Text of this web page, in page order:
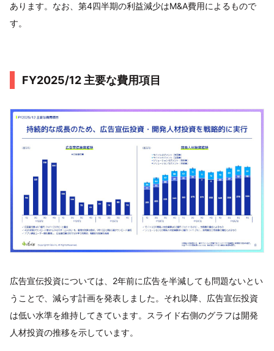
あります。なお、第4四半期の利益減少はM&A費用によるもので
す。
FY2025/12 主要な費用項目
広告宣伝投資については、2年前に広告を半減しても問題ないとい
うことで、減らす計画を発表しました。それ以降、広告宣伝投資
は低い水準を維持してきています。スライド右側のグラフは開発
人材投資の推移を示しています。